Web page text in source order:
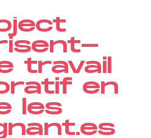
travail
en
les